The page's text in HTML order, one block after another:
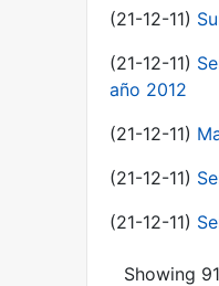
(21-12-11)
(21-12-11)
año 2012
(21-12-11)
(21-12-11)
(21-12-11)
Showing